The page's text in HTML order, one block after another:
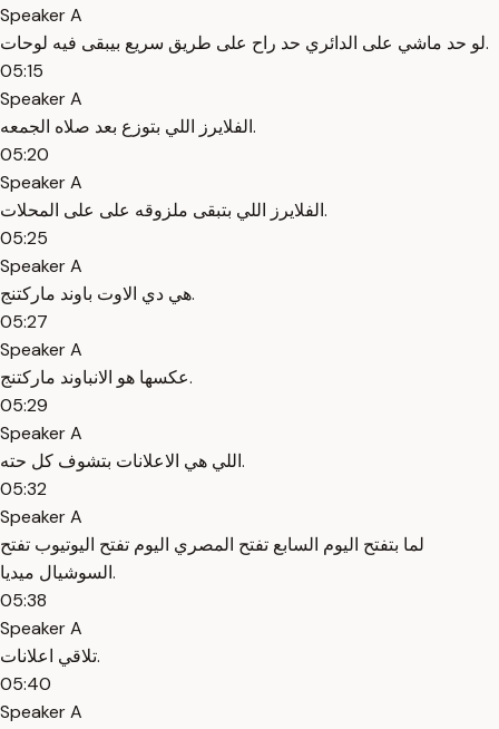
Speaker A
لو حد ماشي على الدائري حد راح على طريق سريع بيبقى فيه لوحات.
05:15
Speaker A
الفلايرز اللي بتوزع بعد صلاه الجمعه.
05:20
Speaker A
الفلايرز اللي بتبقى ملزوقه على على المحلات.
05:25
Speaker A
هي دي الاوت باوند ماركتنج.
05:27
Speaker A
عكسها هو الانباوند ماركتنج.
05:29
Speaker A
اللي هي الاعلانات بتشوف كل حته.
05:32
Speaker A
لما بتفتح اليوم السابع تفتح المصري اليوم تفتح اليوتيوب تفتح
السوشيال ميديا.
05:38
Speaker A
تلاقي اعلانات.
05:40
Speaker A